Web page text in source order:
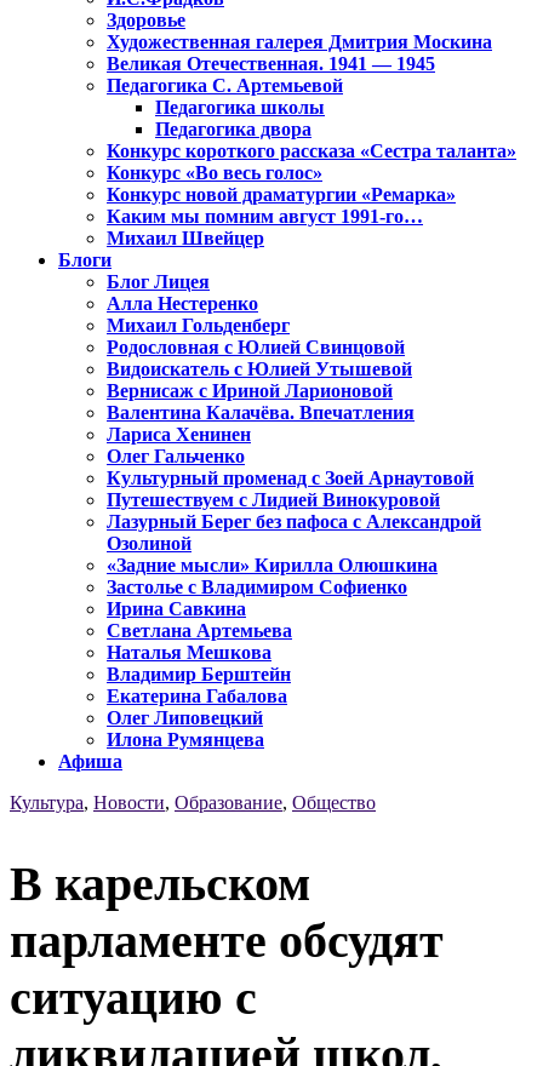
Здоровье
Художественная галерея Дмитрия Москина
Великая Отечественная. 1941 — 1945
Педагогика С. Артемьевой
Педагогика школы
Педагогика двора
Конкурс короткого рассказа «Сестра таланта»
Конкурс «Во весь голос»
Конкурс новой драматургии «Ремарка»
Каким мы помним август 1991-го…
Михаил Швейцер
Блоги
Блог Лицея
Алла Нестеренко
Михаил Гольденберг
Родословная с Юлией Свинцовой
Видоискатель с Юлией Утышевой
Вернисаж с Ириной Ларионовой
Валентина Калачёва. Впечатления
Лариса Хенинен
Олег Гальченко
Культурный променад с Зоей Арнаутовой
Путешествуем с Лидией Винокуровой
Лазурный Берег без пафоса с Александрой
Озолиной
«Задние мысли» Кирилла Олюшкина
Застолье с Владимиром Софиенко
Ирина Савкина
Светлана Артемьева
Наталья Мешкова
Владимир Берштейн
Екатерина Габалова
Олег Липовецкий
Илона Румянцева
Афиша
Культура, Новости, Образование, Общество
В карельском
парламенте обсудят
ситуацию с
ликвидацией школ,